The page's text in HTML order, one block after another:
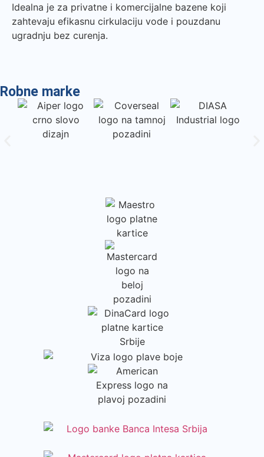
Idealna je za privatne i komercijalne bazene koji
zahtevaju efikasnu cirkulaciju vode i pouzdanu
ugradnju bez curenja.
Robne marke